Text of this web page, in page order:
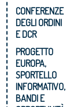
CONFERENZE
DEGLI ORDINI
E DCR
PROGETTO
EUROPA,
SPORTELLO
INFORMATIVO,
BANDI E